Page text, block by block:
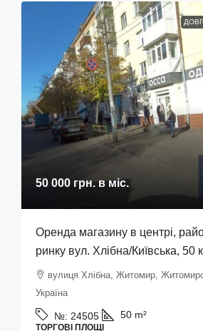
50 000 грн.в міс.
Оренда магазину в центрі,
ринку вул. Хлібна/Київська, 50
вулиця Хлібна, Житомир,
Україна
№: 24505 50 m²
ТОРГОВІ ПЛОЩІ